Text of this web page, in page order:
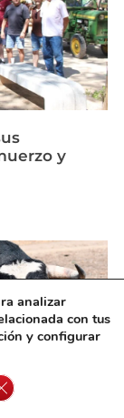
y
analizar
con tus
y configurar
Cerrar el banner de